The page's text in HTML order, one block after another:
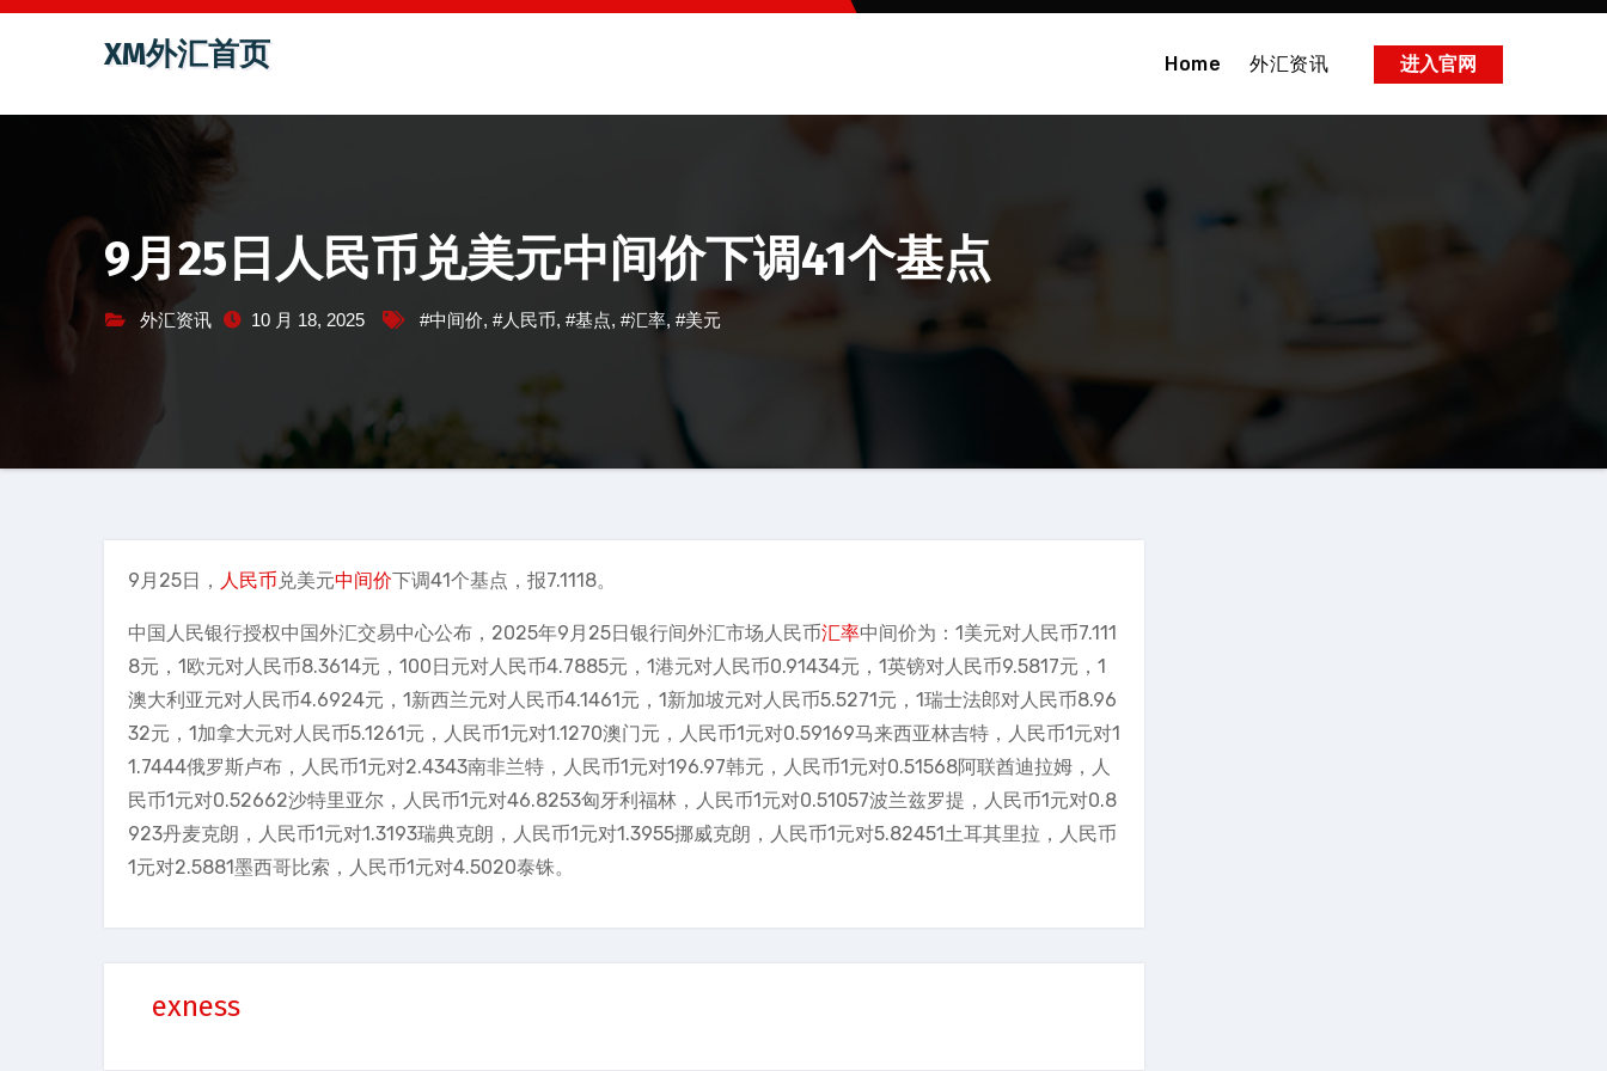
跳
容
XM外汇首页 Home 外汇资讯 进入官网
9月25日人民币兑美元中间价下调41个基点
外汇资讯 10 月 18, 2025 #中间价, #人民币, #基点, #汇率, #美元
9月25日， 人民币 兑美元中间价下调41个基点，报7.1118。
中国人民银行授权中国外汇交易中心公布，2025年9月25日银行间外汇市场人民币汇率中间价为：1美元对人民币7.111
8元，1欧元对人民币8.3614元，100日元对人民币4.7885元，1港元对人民币0.91434元，1英镑对人民币9.5817元，1
澳大利亚元对人民币4.6924元，1新西兰元对人民币4.1461元，1新加坡元对人民币5.5271元，1瑞士法郎对人民币8.96
32元，1加拿大元对人民币5.1261元，人民币1元对1.1270澳门元，人民币1元对0.59169马来西亚林吉特，人民币1元对1
1.7444俄罗斯卢布，人民币1元对2.4343南非兰特，人民币1元对196.97韩元，人民币1元对0.51568阿联酋迪拉姆，人
民币1元对0.52662沙特里亚尔，人民币1元对46.8253匈牙利福林，人民币1元对0.51057波兰兹罗提，人民币1元对0.8
923丹麦克朗，人民币1元对1.3193瑞典克朗，人民币1元对1.3955挪威克朗，人民币1元对5.82451土耳其里拉，人民币
1元对2.5881墨西哥比索，人民币1元对4.5020泰铢。
exness